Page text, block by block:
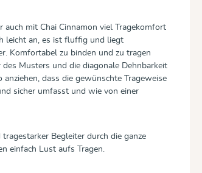
mit Chai Cinnamon viel Tragekomfort
leicht an, es ist fluffig und liegt
Komfortabel zu binden und zu tragen
Musters und die diagonale Dehnbarkeit
dass die gewünschte Trageweise
sicher umfasst und wie von einer
Begleiter durch die ganze
einfach Lust aufs Tragen.